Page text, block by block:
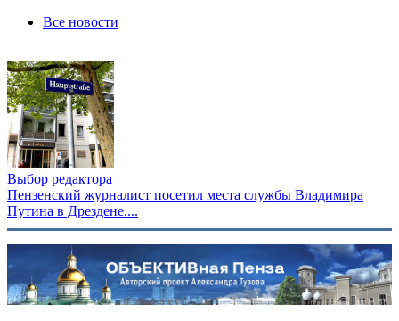
Все новости
Выбор редактора
Пензенский журналист посетил места службы Владимира
Путина в Дрездене....